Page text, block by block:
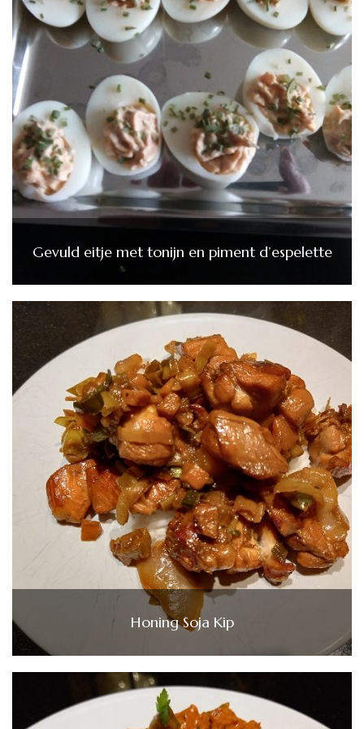
Gevuld eitje met tonijn en piment d’espelette
Honing Soja Kip